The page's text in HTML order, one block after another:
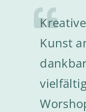
Kunst
Ich
Fische
basteln.
Moritz,
Kunst
Georgs